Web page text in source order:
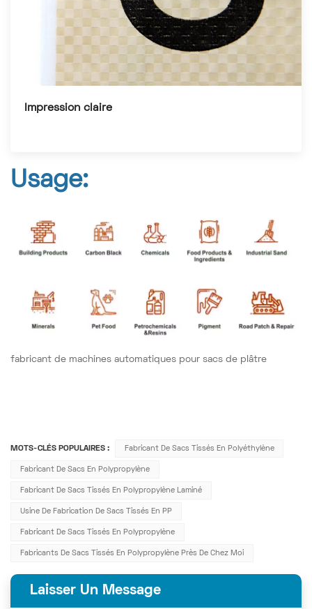
Impression claire
Usage:
fabricant de machines automatiques pour sacs de plâtre
MOTS-CLÉS POPULAIRES : Fabricant De Sacs Tissés En Polyéthylène
Fabricant De Sacs En Polypropylène
Fabricant De Sacs Tissés En Polypropylène Laminé
Usine De Fabrication De Sacs Tissés En PP
Fabricant De Sacs Tissés En Polypropylène
Fabricants De Sacs Tissés En Polypropylène Près De Chez Moi
Laisser Un Message